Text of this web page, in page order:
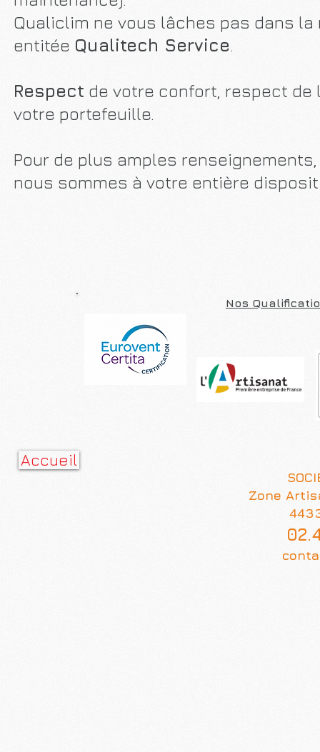
Qualiclim ne vous lâches pas dans
entitée Qualitech Service.
Respect de votre confort, respect de
votre portefeuille.
Pour de plus amples
nous sommes à votre entière
Nos
Accueil
Zone